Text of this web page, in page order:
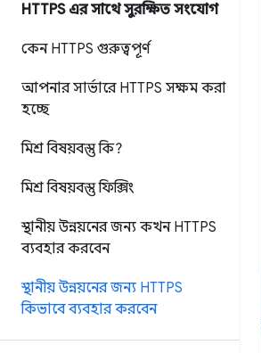
HTTPS এর সাথে সুরক্ষিত সংযোগ
কেন HTTPS গুরুত্বপূর্ণ
আপনার সার্ভারে HTTPS সক্ষম করা
হচ্ছে
মিশ্র বিষয়বস্তু কি?
মিশ্র বিষয়বস্তু ফিক্সিং
স্থানীয় উন্নয়নের জন্য কখন HTTPS
ব্যবহার করবেন
স্থানীয় উন্নয়নের জন্য HTTPS
কিভাবে ব্যবহার করবেন